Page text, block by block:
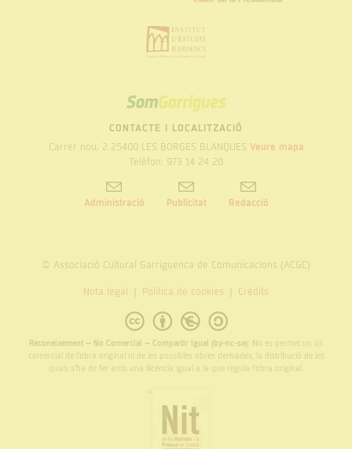
SOM
GARRIGUES
CONTACTE I LOCALITZACIÓ
Carrer nou, 2 25400 LES BORGES BLANQUES Veure mapa
Telèfon: 973 14 24 20
Administració Publicitat Redacció
© Associació Cultural Garriguenca de Comunicacions (ACGC)
Nota legal Politica de cookies Crèdits
Reconeixement – No Comercial – Compartir Igual (by-nc-sa): No es permet un ús
comercial de l’obra original ni de les possibles obres derivades, la distribució de les
quals s’ha de fer amb una llicència igual a la que regula l’obra original.